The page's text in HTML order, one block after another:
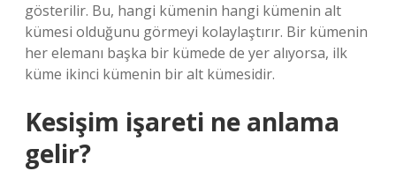
gösterilir. Bu, hangi kümenin hangi kümenin alt
kümesi olduğunu görmeyi kolaylaştırır. Bir kümenin
her elemanı başka bir kümede de yer alıyorsa, ilk
küme ikinci kümenin bir alt kümesidir.
Kesişim işareti ne anlama
gelir?